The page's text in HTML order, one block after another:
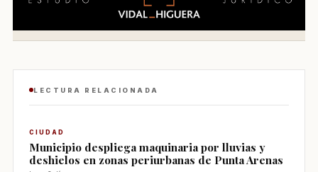
LECTURA RELACIONADA
CIUDAD
Municipio despliega maquinaria por lluvias y
deshielos en zonas periurbanas de Punta Arenas